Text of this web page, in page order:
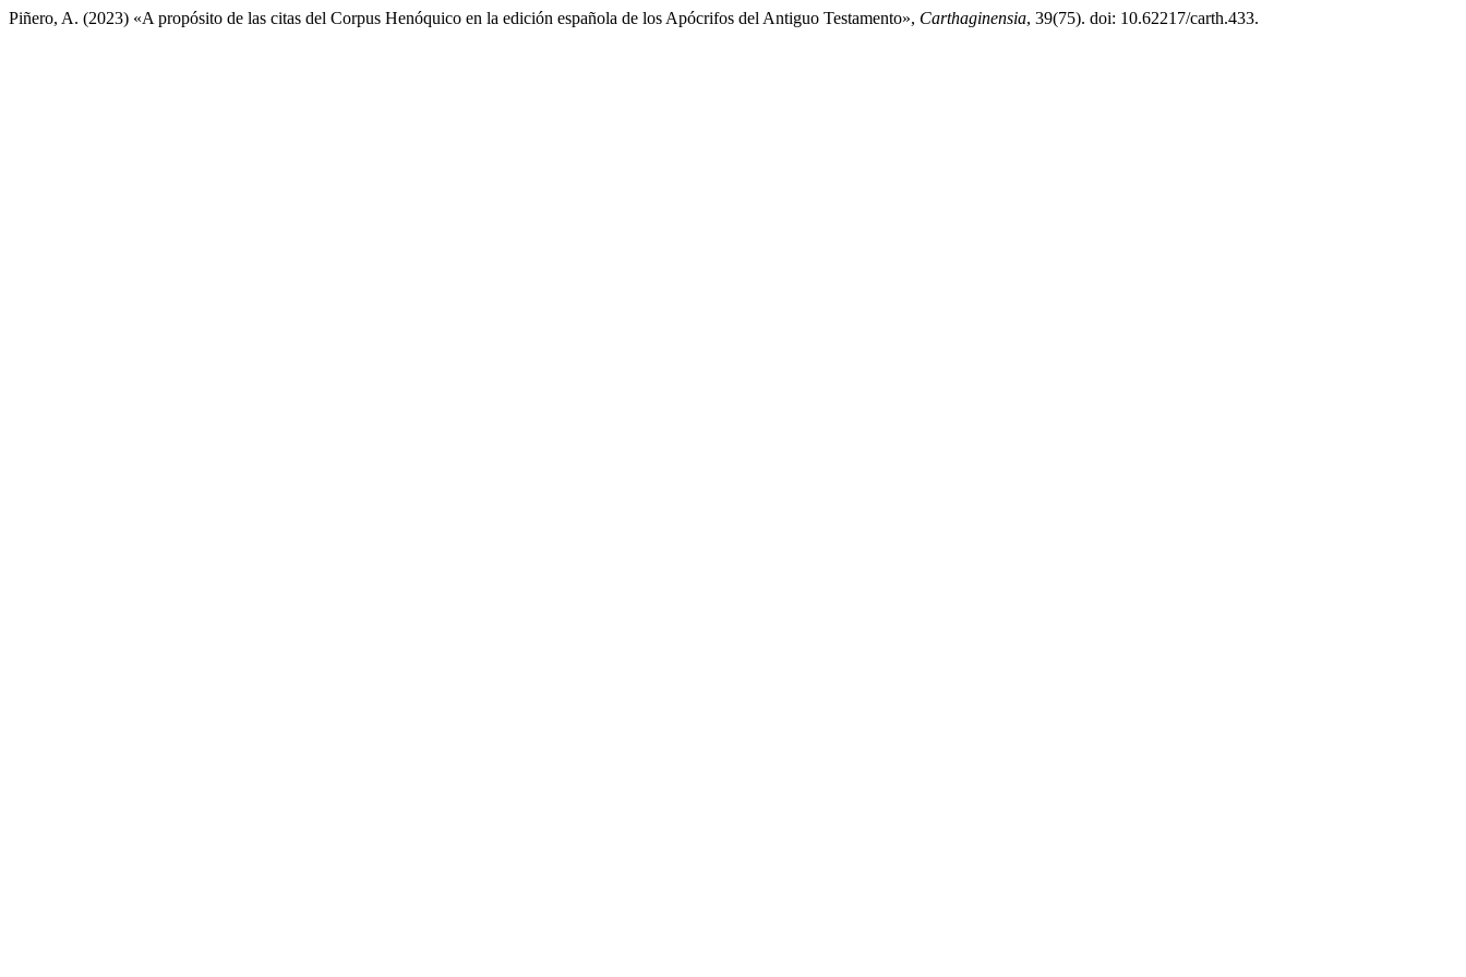
Piñero, A. (2023) «A propósito de las citas del Corpus Henóquico en la edición española de los Apócrifos del Antiguo Testamento», Carthaginensia, 39(75). doi: 10.62217/carth.433.